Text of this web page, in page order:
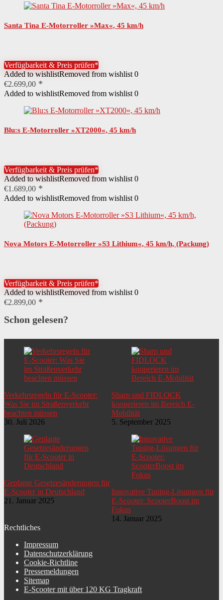
Santa Tina E-Motorroller »Max«, 45 km/h
Verfügbarkeit & Preis prüfen*
Added to wishlistRemoved from wishlist 0
€2.699,00
Added to wishlistRemoved from wishlist 0
Blu:s E-Motorroller »XT2000«, 45 km/h
Verfügbarkeit & Preis prüfen*
Added to wishlistRemoved from wishlist 0
€1.689,00
Added to wishlistRemoved from wishlist 0
Nova Motors E-Motorroller »S3 Lithium«, 45 km/h, (Packung)
Verfügbarkeit & Preis prüfen*
Added to wishlistRemoved from wishlist 0
€2.899,00
Schon gelesen?
Verkehrsregeln für E-Scooter:
Was Sie im Straßenverkehr
beachten müssen
30. Juli 2026
Sharp und FIDLOCK
kooperieren im Bereich E-
Mobilität
5. September 2025
Geplante Gesetzesänderungen für
E-Scooter in Deutschland
21. Januar 2025
Innovative Tuning-Lösungen für
E-Scooter: ScooterBoost im
Fokus
14. Januar 2025
Rechtliches
Impressum
Datenschutzerklärung
Cookie-Richtline
Pressemeldungen
Sitemap
E-Scooter mit über 120 KG Tragkraft